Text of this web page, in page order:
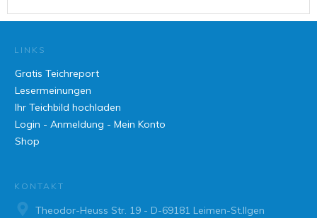
LINKS
Gratis Teichreport
Lesermeinungen
Ihr Teichbild hochladen
Login - Anmeldung - Mein Konto
Shop
KONTAKT
Theodor-Heuss Str. 19 - D-69181 Leimen-St.Ilgen